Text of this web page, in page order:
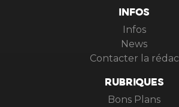
INFOS
Infos
News
Contacter la rédac
RUBRIQUES
Bons Plans